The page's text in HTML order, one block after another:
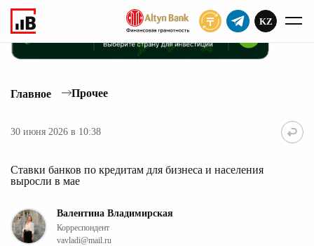
KZ
Главное Прочее
30 июня 2026 в 10:38
Ставки банков по кредитам для бизнеса и населения
выросли в мае
Валентина Владимирская
Корреспондент
vavladi@mail.ru